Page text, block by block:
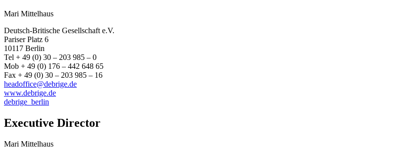
Mari Mittelhaus
Deutsch-Britische Gesellschaft e.V.
Pariser Platz 6
10117 Berlin
Tel + 49 (0) 30 – 203 985 – 0
Mob + 49 (0) 176 – 442 648 65
Fax + 49 (0) 30 – 203 985 – 16
headoffice@debrige.de
www.debrige.de
debrige_berlin
Executive Director
Mari Mittelhaus